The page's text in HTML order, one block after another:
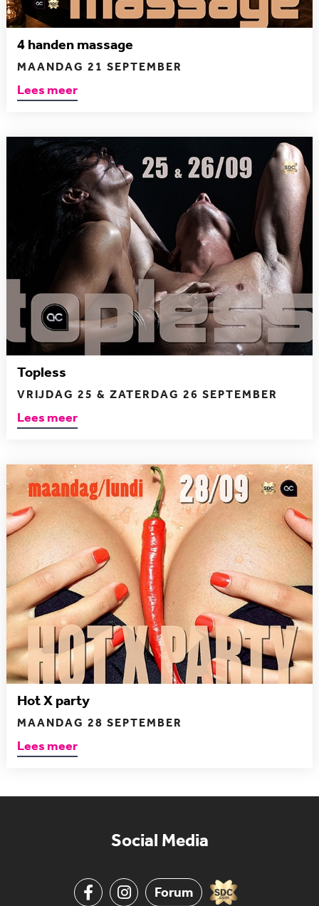
4 handen massage
MAANDAG 21 SEPTEMBER
Lees meer
Topless
VRIJDAG 25 & ZATERDAG 26 SEPTEMBER
Lees meer
Hot X party
MAANDAG 28 SEPTEMBER
Lees meer
Social Media
Forum